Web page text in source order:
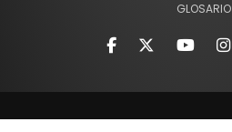
GLOSARIO